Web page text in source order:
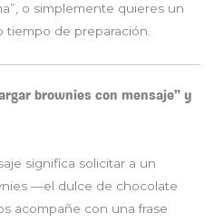
o simplemente quieres un
tiempo de preparación.
brownies con mensaje” y
significa solicitar a un
—el dulce de chocolate
acompañe con una frase